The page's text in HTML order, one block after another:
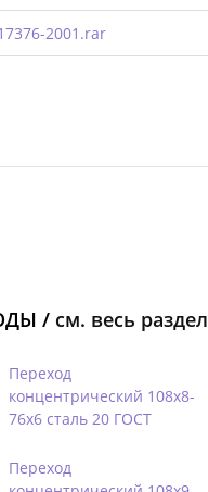
2001.rar
/ см. весь раздел
Переход
концентрический 108х8-
76х6 сталь 20 ГОСТ
Переход